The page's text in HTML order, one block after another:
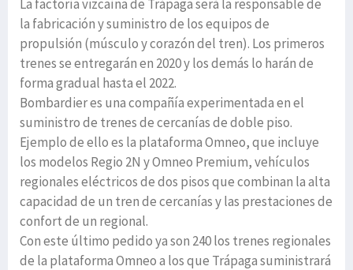
La factoría vizcaína de Trápaga será la responsable de
la fabricación y suministro de los equipos de
propulsión (músculo y corazón del tren). Los primeros
trenes se entregarán en 2020 y los demás lo harán de
forma gradual hasta el 2022.
Bombardier es una compañía experimentada en el
suministro de trenes de cercanías de doble piso.
Ejemplo de ello es la plataforma Omneo, que incluye
los modelos Regio 2N y Omneo Premium, vehículos
regionales eléctricos de dos pisos que combinan la alta
capacidad de un tren de cercanías y las prestaciones de
confort de un regional.
Con este último pedido ya son 240 los trenes regionales
de la plataforma Omneo a los que Trápaga suministrará